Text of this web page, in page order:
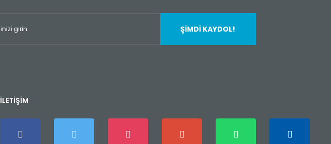
ŞİMDİ KAYDOL!
İLETİŞİM